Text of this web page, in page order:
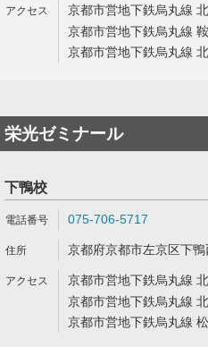
京都市営地下鉄烏丸線
京都市営地下鉄烏丸線
京都市営地下鉄烏丸線
栄光ゼミナール
下鴨校
075-706-5717
京都府京都市左京区下
京都市営地下鉄烏丸線
京都市営地下鉄烏丸線
京都市営地下鉄烏丸線